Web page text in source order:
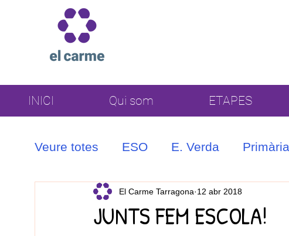
INICI Qui som ETAPES
Veure totes ESO E. Verda Primària
JUNTS FEM ESCOLA!
El Carme Tarragona 12 abr 2018